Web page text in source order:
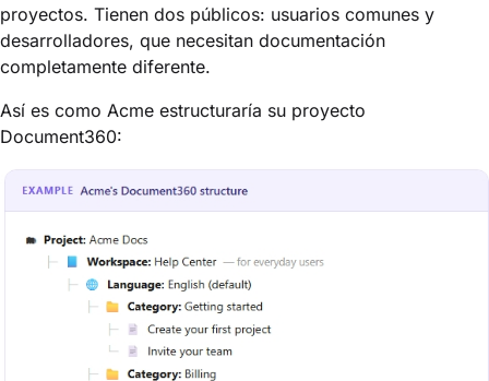
proyectos. Tienen dos públicos: usuarios comunes y
desarrolladores, que necesitan documentación
completamente diferente.
Así es como Acme estructuraría su proyecto
Document360: